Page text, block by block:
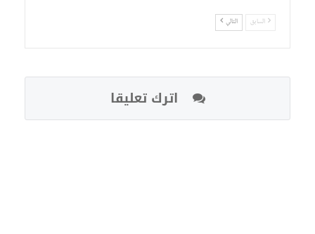
السابق التالي
اترك تعليقا